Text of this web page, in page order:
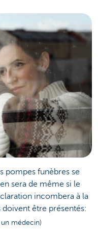
pompes funèbres se
sera de même si le
incombera à la
être présentés:
médecin)